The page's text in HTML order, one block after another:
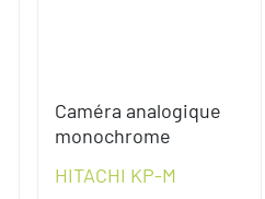
Caméra analogique
monochrome
HITACHI KP-M